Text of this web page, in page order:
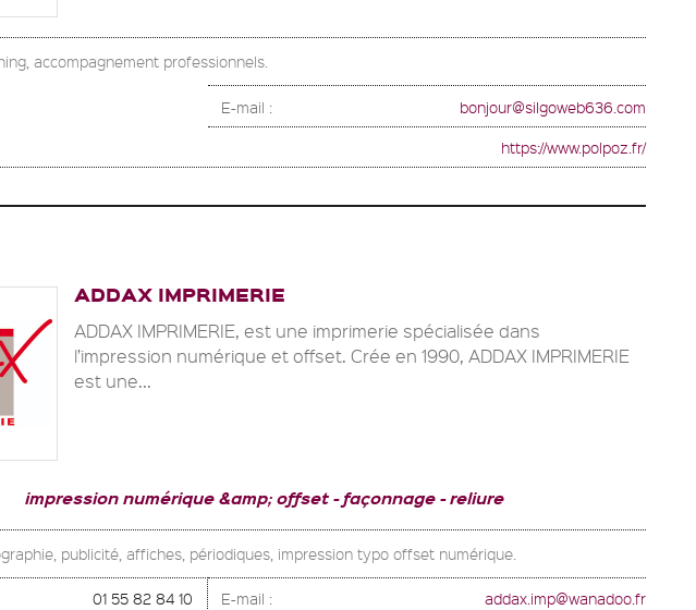
accompagnement professionnels.
E-mail : bonjour@silgoweb636.com
https://www.polpoz.fr/
ADDAX IMPRIMERIE
ADDAX IMPRIMERIE, est une imprimerie spécialisée dans
l’impression numérique et offset. Crée en 1990, ADDAX IMPRIMERIE
est une...
impression numérique &amp; offset façonnage reliure
publicité, affiches, périodiques, impression typo offset numérique.
01 55 82 84 10 E-mail : addax.imp@wanadoo.fr